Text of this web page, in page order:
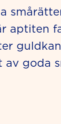
aptiten
goda